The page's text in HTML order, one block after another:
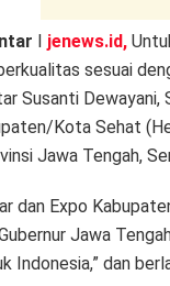
I jenews.id,
sesuai
Susanti Dewayani,
Kota Sehat
Jawa Tengah,
dan Expo
Jawa
Indonesia,” dan